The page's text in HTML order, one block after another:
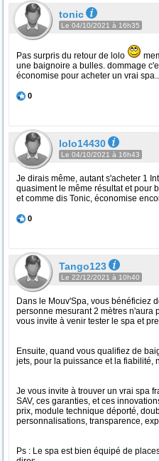
tonic
Le 04/10/2021 à 16h35
Pas surpris du retour de lolo
une baignoire a bulles. dommage
économise pour acheter un vrai
0
lolo14430
Le 04/10/2021 à 16h43
Je dirais même, autant s'acheter 1
quasiment le même résultat et pour
et comme dis Tonic, économise
0
Tango123
Le 22/12/2021 à 10h40
Dans le Mouv'Spa, vous bénéficiez
personne mesurant 2 mètres n'aura
vous invite à venir tester le spa et
Ensuite, quand vous qualifiez de
jets, pour la puissance et la fiabilité,
Je vous invite à trouver un vrai spa
SAV, ces garanties, et ces
prix, module technique déporté,
personnalisations, transparence,
Ps : Le spa est bien équipé de